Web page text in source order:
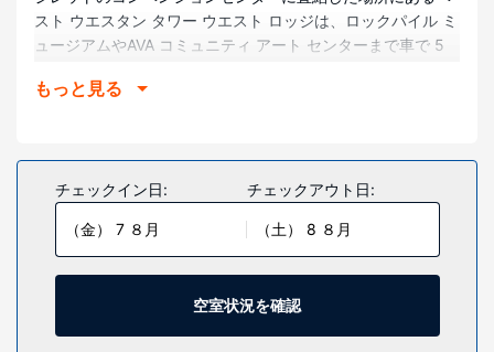
スト ウエスタン タワー ウエスト ロッジは、ロックパイル ミ
ュージアムやAVA コミュニティ アート センターまで車で 5
ークまで 1.9 km、ベル ノブ ゴルフ クラブまで 3.9 km で
全 190 室のそれぞれ異なる装飾のが施された客室には、お客
様におくつろぎいただけるよう冷蔵庫、電子レンジなどが備
わっています。客室ではテレビゲームをご利用いただけるほ
か、衛星放送の番組をご覧いただけます。専用バスルームに
は、バスアメニティ (無料)、ヘアドライヤーが付いていま
す。電話の他に、デスクやコーヒー / ティーメーカーもご利
用いただけます。
もっと見る
チェックイン日:
（金） 7 ８月
チェックアウト日:
（土） 8 ８月
空室状況を確認